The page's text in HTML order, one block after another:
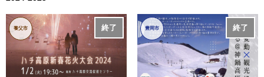
終了
養父市 終了
豊岡市